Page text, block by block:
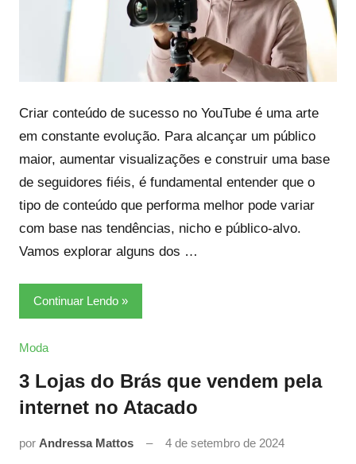
Criar conteúdo de sucesso no YouTube é uma arte
em constante evolução. Para alcançar um público
maior, aumentar visualizações e construir uma base
de seguidores fiéis, é fundamental entender que o
tipo de conteúdo que performa melhor pode variar
com base nas tendências, nicho e público-alvo.
Vamos explorar alguns dos …
Continuar Lendo
Moda
3 Lojas do Brás que vendem pela
internet no Atacado
por Andressa Mattos 4 de setembro de 2024